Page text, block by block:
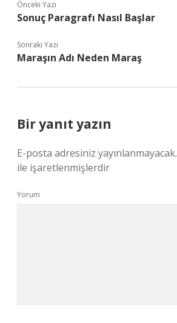
Önceki Yazı
Sonuç Paragrafı Nasıl Başlar
Sonraki Yazı
Maraşın Adı Neden Maraş
Bir yanıt yazın
E-posta adresiniz yayınlanmayacak.
ile işaretlenmişlerdir
Yorum